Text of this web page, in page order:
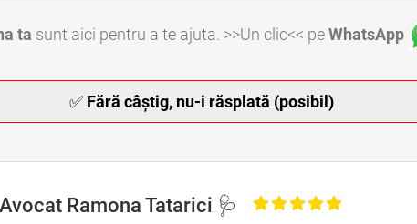
ta sunt aici pentru a te ajuta. >>Un clic<< peWhatsApp
✅ Fără câștig, nu-i răsplată (posibil)
Medical Bucuresti • Avocati Malpraxis Medical Bucuresti • Avocati Dreptul Medical Bucuresti • Avocati Malpraxis Medical Sector 1 Bucuresti • Avocati Malpraxis Medical Sector 2 Bucuresti • Avocati Malpraxis Medical Sector 3 Bucuresti • Avocati Malpraxis Medical Sector 4
Avocat Ramona Tatarici 🩺